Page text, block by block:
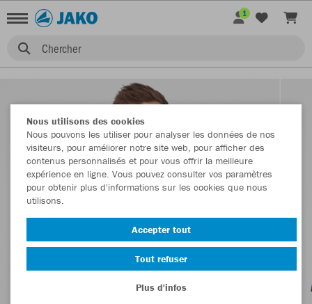
Chercher
1
Nous utilisons des cookies
Nous pouvons les utiliser pour analyser les données de nos
visiteurs, pour améliorer notre site web, pour afficher des
contenus personnalisés et pour vous offrir la meilleure
expérience en ligne. Vous pouvez consulter vos paramètres
pour obtenir plus d'informations sur les cookies que nous
utilisons.
Accepter tout
Tout refuser
Plus d'infos